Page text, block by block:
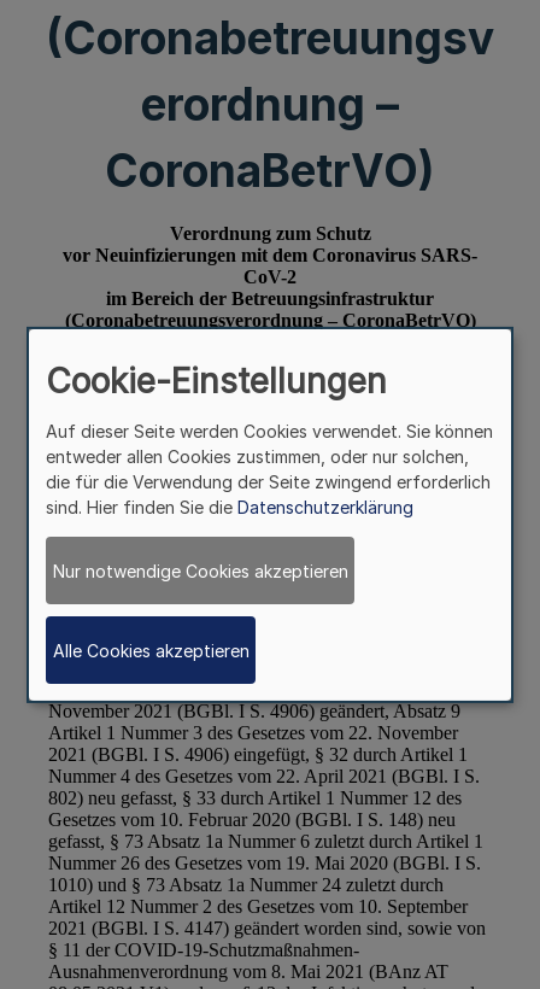
(Coronabetreuungsv
erordnung –
CoronaBetrVO)
Cookie-Einstellungen
Auf dieser Seite werden Cookies verwendet. Sie können
entweder allen Cookies zustimmen, oder nur solchen,
die für die Verwendung der Seite zwingend erforderlich
sind. Hier finden Sie die Datenschutzerklärung
Nur notwendige Cookies akzeptieren
Alle Cookies akzeptieren